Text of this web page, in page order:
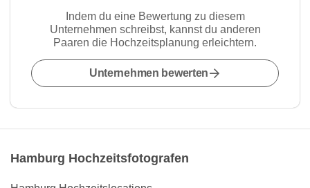
Indem du eine Bewertung zu diesem
Unternehmen schreibst, kannst du anderen
Paaren die Hochzeitsplanung erleichtern.
Unternehmen bewerten
Hamburg Hochzeitsfotografen